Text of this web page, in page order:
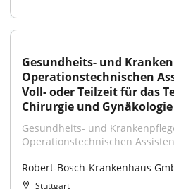
Gesundheits- und
Operationstechnischen
Voll- oder Teilzeit für das
Chirurgie und Gynäkologie
Gesundheits- und
Operationstechnischen
Robert-Bosch-Krankenhaus
Stuttgart